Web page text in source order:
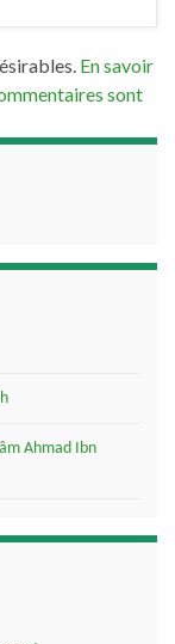
En savoir
sont
Ahmad Ibn